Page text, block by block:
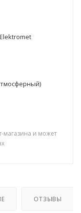
Elektromet
магазина и может
ОТЗЫВЫ